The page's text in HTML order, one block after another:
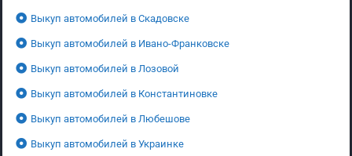
Выкуп автомобилей в Скадовске
Выкуп автомобилей в Ивано-Франковске
Выкуп автомобилей в Лозовой
Выкуп автомобилей в Константиновке
Выкуп автомобилей в Любешове
Выкуп автомобилей в Украинке